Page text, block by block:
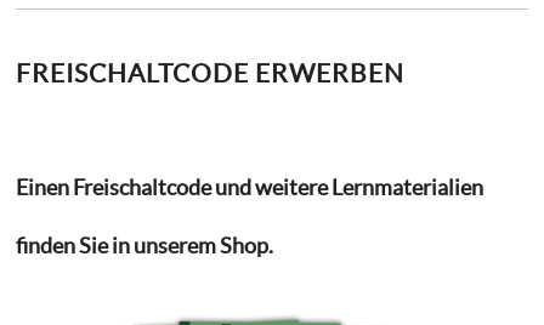
FREISCHALTCODE ERWERBEN
Einen Freischaltcode und weitere Lernmaterialien
finden Sie in unserem Shop.